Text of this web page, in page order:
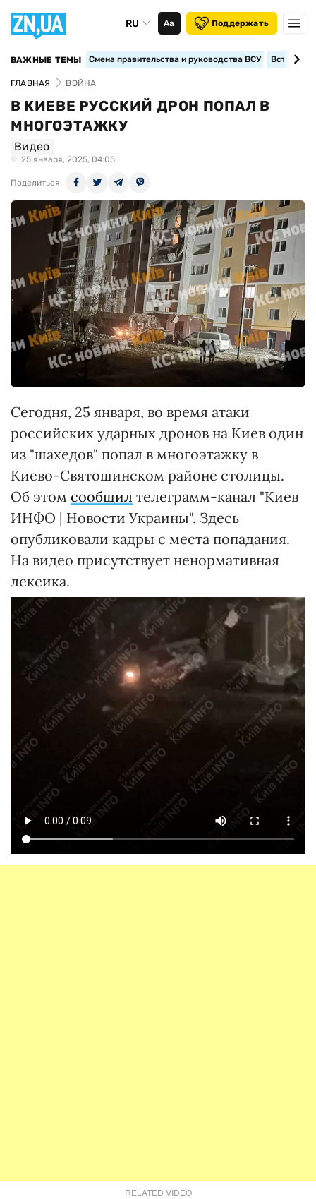
RU Аа Поддержать
ВАЖНЫЕ ТЕМЫ Смена правительства и руководства ВСУ
ГЛАВНАЯ ВОЙНА
В КИЕВЕ РУССКИЙ ДРОН ПОПАЛ В
МНОГОЭТАЖКУ
Видео
25 января, 2025, 04:05
Поделиться
Сегодня, 25 января, во время атаки
российских ударных дронов на Киев один
из "шахедов" попал в многоэтажку в
Киево-Святошинском районе столицы.
Об этом сообщил телеграмм-канал "Киев
ИНФО | Новости Украины". Здесь
опубликовали кадры с места попадания.
На видео присутствует ненормативная
лексика.
RELATED VIDEO